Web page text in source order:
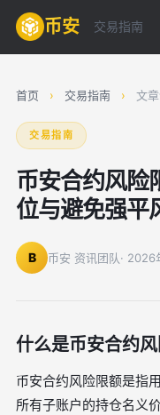
币安 交易指南
首页 › 交易指南 › 文
交易指南
币安合约风险
位与避免强平
B 币安 资讯团队· 2026
什么是币安合约风
币安合约风险限额是指
所有子账户的持仓名义